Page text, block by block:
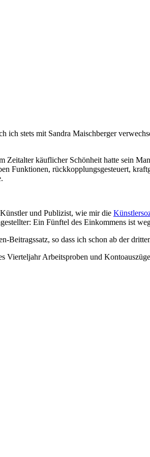
ich stets mit Sandra Maischberger
Zeitalter käuflicher Schönheit hatte sein
Funktionen, rückkopplungsgesteuert,
und Publizist, wie mir die
Ein Fünftel des Einkommens ist
Beitragssatz, so dass ich schon ab der
Arbeitsproben und